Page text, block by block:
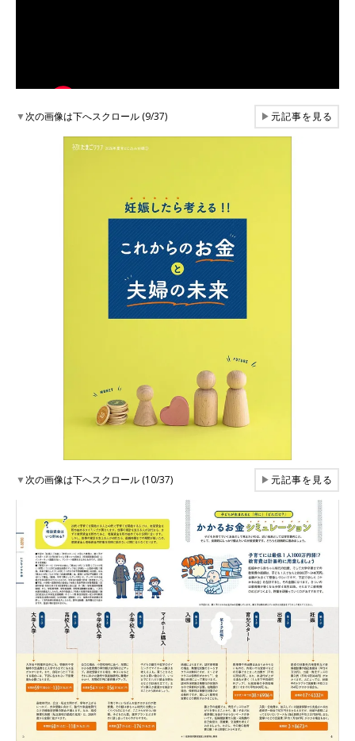
▼次の画像は下へスクロール (9/37) ▶元記事を見る
▼次の画像は下へスクロール (10/37) ▶元記事を見る